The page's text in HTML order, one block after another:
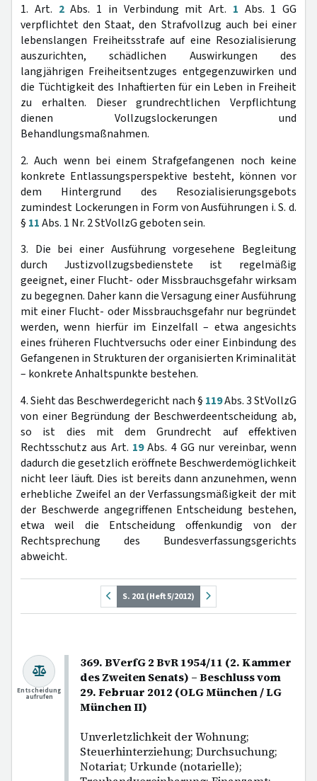
1. Art. 2Abs. 1 in Verbindung mit Art. 1 Abs. 1 GG
verpflichtet den Staat, den Strafvollzug auch bei einer
lebenslangen Freiheitsstrafe auf eine Resozialisierung
auszurichten, schädlichen Auswirkungen des
langjährigen Freiheitsentzuges entgegenzuwirken und
die Tüchtigkeit des Inhaftierten für ein Leben in Freiheit
zu erhalten. Dieser grundrechtlichen Verpflichtung
dienen Vollzugslockerungen und
Behandlungsmaßnahmen.
2. Auch wenn bei einem Strafgefangenen noch keine
konkrete Entlassungsperspektive besteht, können vor
dem Hintergrund des Resozialisierungsgebots
zumindest Lockerungen in Form von Ausführungen i. S. d.
§ 11Abs. 1 Nr. 2 StVollzG geboten sein.
3. Die bei einer Ausführung vorgesehene Begleitung
durch Justizvollzugsbedienstete ist regelmäßig
geeignet, einer Flucht- oder Missbrauchsgefahr wirksam
zu begegnen. Daher kann die Versagung einer Ausführung
mit einer Flucht- oder Missbrauchsgefahr nur begründet
werden, wenn hierfür im Einzelfall – etwa angesichts
eines früheren Fluchtversuchs oder einer Einbindung des
Gefangenen in Strukturen der organisierten Kriminalität
– konkrete Anhaltspunkte bestehen.
4. Sieht das Beschwerdegericht nach § 119Abs. 3 StVollzG
von einer Begründung der Beschwerdeentscheidung ab,
so ist dies mit dem Grundrecht auf effektiven
Rechtsschutz aus Art. 19Abs. 4 GG nur vereinbar, wenn
dadurch die gesetzlich eröffnete Beschwerdemöglichkeit
nicht leer läuft. Dies ist bereits dann anzunehmen, wenn
erhebliche Zweifel an der Verfassungsmäßigkeit der mit
der Beschwerde angegriffenen Entscheidung bestehen,
etwa weil die Entscheidung offenkundig von der
Rechtsprechung des Bundesverfassungsgerichts
abweicht.
S. 201 (Heft 5/2012)
369. BVerfG 2 BvR 1954/11 (2. Kammer
des Zweiten Senats) – Beschluss vom
29. Februar 2012 (OLG München / LG
München II)
Unverletzlichkeit der Wohnung;
Steuerhinterziehung; Durchsuchung;
Notariat; Urkunde (notarielle);
Entscheidung
aufrufen